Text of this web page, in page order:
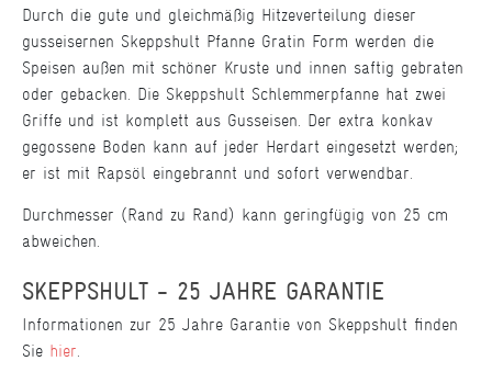
Durch die gute und gleichmäßig Hitzeverteilung dieser
gusseisernen Skeppshult Pfanne Gratin Form werden die
Speisen außen mit schöner Kruste und innen saftig gebraten
oder gebacken. Die Skeppshult Schlemmerpfanne hat zwei
Griffe und ist komplett aus Gusseisen. Der extra konkav
gegossene Boden kann auf jeder Herdart eingesetzt werden;
er ist mit Rapsöl eingebrannt und sofort verwendbar.
Durchmesser (Rand zu Rand) kann geringfügig von 25 cm
abweichen.
SKEPPSHULT - 25 JAHRE GARANTIE
Informationen zur 25 Jahre Garantie von Skeppshult finden
Sie hier.